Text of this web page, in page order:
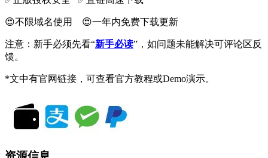
😍不限域名使用 😍一年内免费下载更新
注意：新手必须先看“新手必读”，如问题未能解决可评论区反
馈。
*文中有官网链接，可查看官方教程或Demo演示。